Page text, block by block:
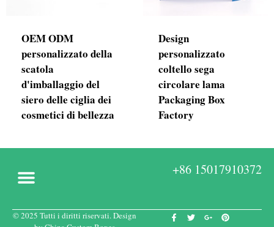
OEM ODM
personalizzato della
scatola
d'imballaggio del
siero delle ciglia dei
cosmetici di bellezza
Design
personalizzato
coltello sega
circolare lama
Packaging Box
Factory
+86 15017910372
© 2025 Tutti i diritti riservati. Design